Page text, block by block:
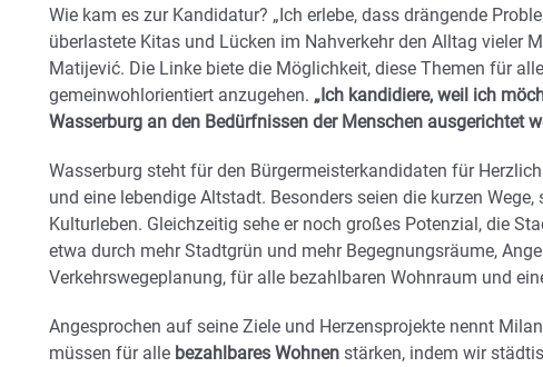
Wie kam es zur Kandidatur? „Ich erlebe, dass drängende
überlastete Kitas und Lücken im Nahverkehr den Alltag vieler
Matijević. Die Linke biete die Möglichkeit, diese Themen für
gemeinwohlorientiert anzugehen. „Ich kandidiere, weil ich
Wasserburg an den Bedürfnissen der Menschen ausgerichtet
Wasserburg steht für den Bürgermeisterkandidaten für
und eine lebendige Altstadt. Besonders seien die kurzen
Kulturleben. Gleichzeitig sehe er noch großes Potenzial, die
etwa durch mehr Stadtgrün und mehr Begegnungsräume,
Verkehrswegeplanung, für alle bezahlbaren Wohnraum und
Angesprochen auf seine Ziele und Herzensprojekte nennt
müssen für alle bezahlbares Wohnen stärken, indem wir